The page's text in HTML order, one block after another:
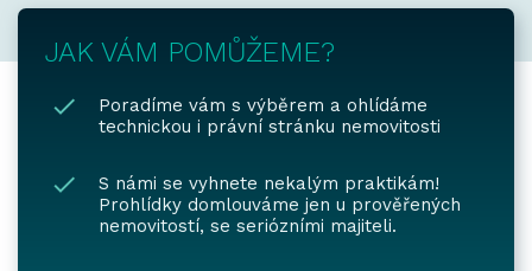
JAK VÁM POMŮŽEME?
Poradíme vám s výběrem a ohlídáme
technickou i právní stránku nemovitosti
S námi se vyhnete nekalým praktikám!
Prohlídky domlouváme jen u prověřených
nemovitostí, se seriózními majiteli.